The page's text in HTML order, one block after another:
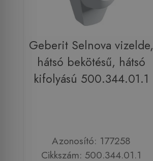
Geberit Selnova vizelde,
hátsó bekötésű, hátsó
kifolyású 500.344.01.1
Azonosító: 177258
Cikkszám: 500.344.01.1